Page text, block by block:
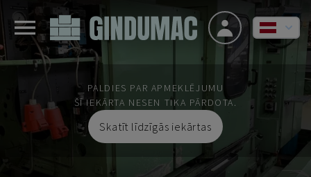
PALDIES PAR APMEKLĒJUMU
ŠĪ IEKĀRTA NESEN TIKA PĀRDOTA.
Skatīt līdzīgās iekārtas